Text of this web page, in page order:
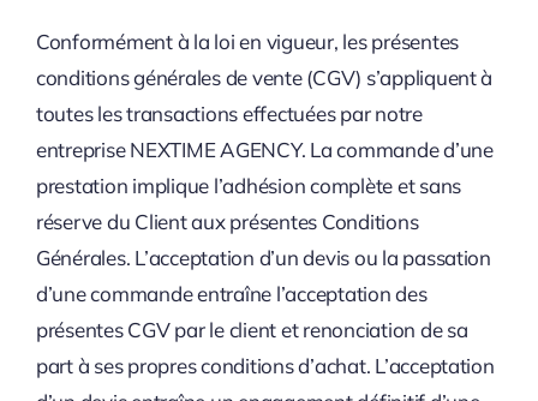
Conformément à la loi en vigueur, les présentes
conditions générales de vente (CGV) s’appliquent à
toutes les transactions effectuées par notre
entreprise NEXTIME AGENCY. La commande d’une
prestation implique l’adhésion complète et sans
réserve du Client aux présentes Conditions
Générales. L’acceptation d’un devis ou la passation
d’une commande entraîne l’acceptation des
présentes CGV par le client et renonciation de sa
part à ses propres conditions d’achat. L’acceptation